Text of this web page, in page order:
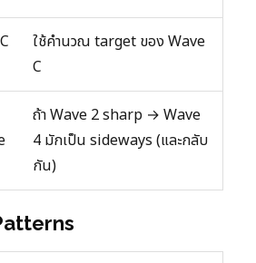
ใช้คำนวณ target ของ Wave
C
ถ้า Wave 2 sharp → Wave
4 มักเป็น sideways (และกลับ
กัน)